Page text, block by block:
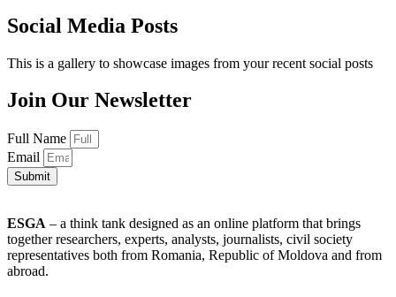
Social Media Posts
This is a gallery to showcase images from your recent social posts
Join Our Newsletter
Full Name
Email
Submit
ESGA – a think tank designed as an online platform that brings
together researchers, experts, analysts, journalists, civil society
representatives both from Romania, Republic of Moldova and from
abroad.